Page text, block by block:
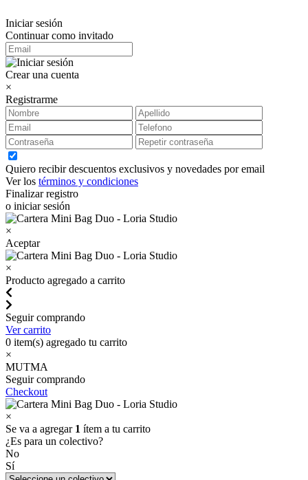
Iniciar sesión
Continuar como invitado
Crear una cuenta
×
Registrarme
Quiero recibir descuentos exclusivos y novedades por email
Ver los términos y condiciones
Finalizar registro
o iniciar sesión
×
Aceptar
×
Producto agregado a carrito
Seguir comprando
Ver carrito
0 item(s) agregado tu carrito
×
MUTMA
Seguir comprando
Checkout
×
Se va a agregar 1 ítem a tu carrito
¿Es para un colectivo?
No
Sí